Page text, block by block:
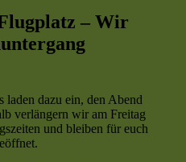
– Wir
laden dazu ein, den Abend
verlängern wir am Freitag
und bleiben für euch